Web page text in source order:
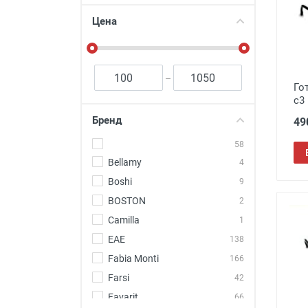
Красота и здоровье (353)
Атрибуты для оптики (59)
Аксессуары (239)
Распродажа (950)
Цена
–
Бренд
58
Bellamy 4
Boshi 9
BOSTON 2
Camilla 1
EAE 138
Fabia Monti 166
Farsi 42
Favarit 66
c3